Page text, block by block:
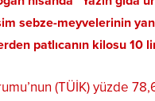
sebze-meyvelerinin
patlıcanın kilosu 10
(TÜİK) yüzde